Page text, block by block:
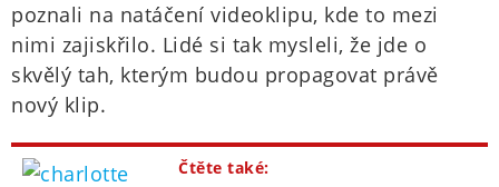
poznali na natáčení videoklipu, kde to mezi
nimi zajiskřilo. Lidé si tak mysleli, že jde o
skvělý tah, kterým budou propagovat právě
nový klip.
Čtěte také: